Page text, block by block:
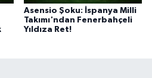
Asensio Şoku: İspanya Milli
Takımı'ndan Fenerbahçeli
Yıldıza Ret!